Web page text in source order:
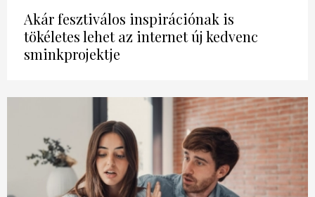
Akár fesztiválos inspirációnak is
tökéletes lehet az internet új kedvenc
sminkprojektje